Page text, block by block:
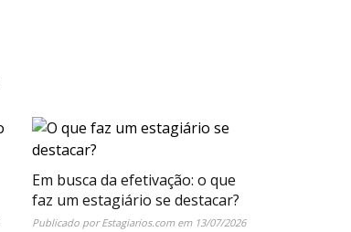
Em busca da efetivação: o que
faz um estagiário se destacar?
Publicado porEstagiarios.comem 13/07/2026